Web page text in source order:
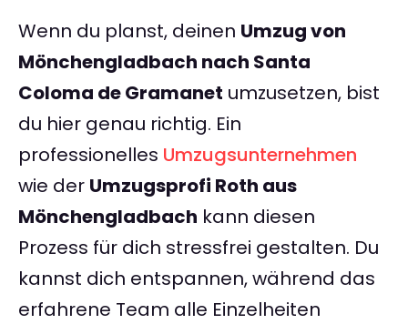
Wenn du planst, deinen Umzug von
Mönchengladbach nach Santa
Coloma de Gramanet umzusetzen, bist
du hier genau richtig. Ein
professionelles Umzugsunternehmen
wie der Umzugsprofi Roth aus
Mönchengladbach kann diesen
Prozess für dich stressfrei gestalten. Du
kannst dich entspannen, während das
erfahrene Team alle Einzelheiten